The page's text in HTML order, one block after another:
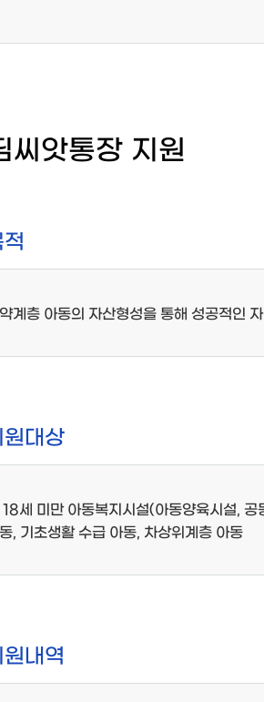
씨앗통장 지원
계층 아동의 자산형성을 통해 성공적인
원대상
18세 미만 아동복지시설(아동양육시설,
, 기초생활 수급 아동, 차상위계층 아동
원내역